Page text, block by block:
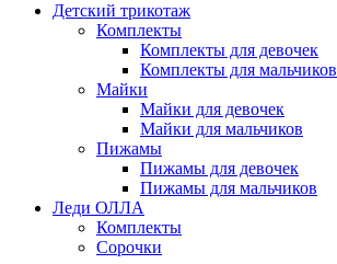
Детский трикотаж
Комплекты
Комплекты для девочек
Комплекты для мальчиков
Майки
Майки для девочек
Майки для мальчиков
Пижамы
Пижамы для девочек
Пижамы для мальчиков
Леди ОЛЛА
Комплекты
Сорочки